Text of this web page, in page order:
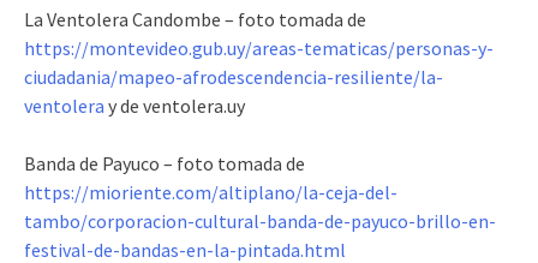
La Ventolera Candombe – foto tomada de
https://montevideo.gub.uy/areas-tematicas/personas-y-
ciudadania/mapeo-afrodescendencia-resiliente/la-
ventolera y de ventolera.uy
Banda de Payuco – foto tomada de
https://mioriente.com/altiplano/la-ceja-del-
tambo/corporacion-cultural-banda-de-payuco-brillo-en-
festival-de-bandas-en-la-pintada.html